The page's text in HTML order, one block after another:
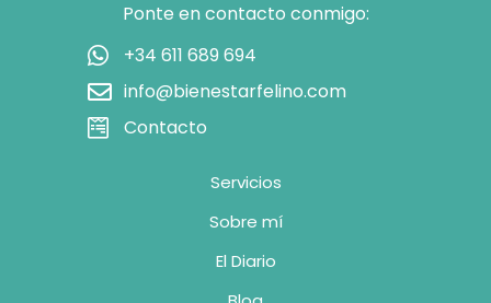
Ponte en contacto conmigo:
+34 611 689 694
info@bienestarfelino.com
Contacto
Servicios
Sobre mí
El Diario